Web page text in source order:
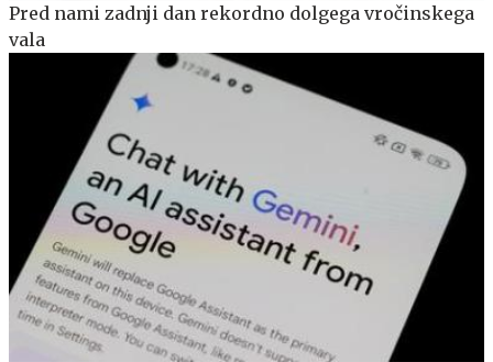
Pred nami zadnji dan rekordno dolgega vročinskega
vala